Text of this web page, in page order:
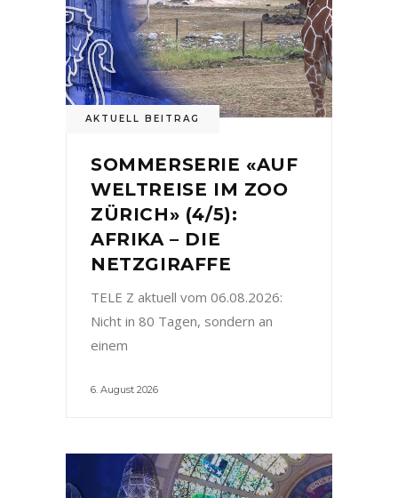
AKTUELL BEITRAG
SOMMERSERIE «AUF
WELTREISE IM ZOO
ZÜRICH» (4/5):
AFRIKA – DIE
NETZGIRAFFE
TELE Z aktuell vom 06.08.2026:
Nicht in 80 Tagen, sondern an
einem
6. August 2026